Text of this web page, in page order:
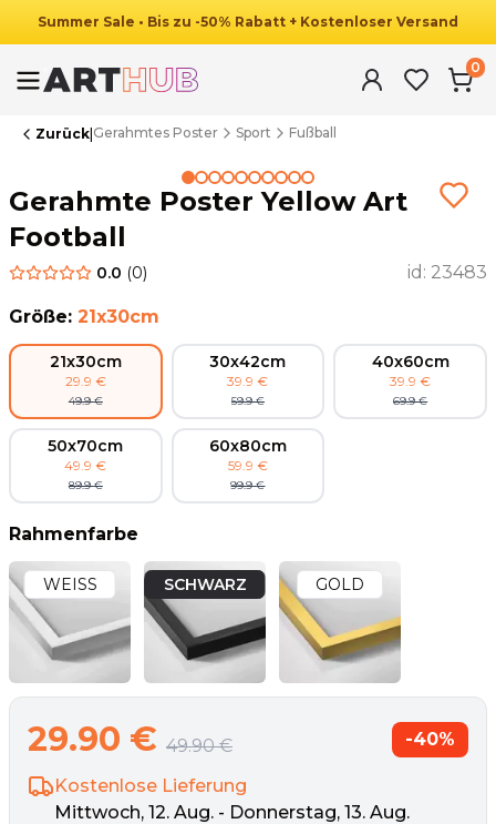
Summer Sale • Bis zu -50% Rabatt + Kostenloser Versand
0
Zurück Gerahmtes Poster Sport Fußball
Gerahmte Poster Yellow Art
Football
0.0 (0) id: 23483
Größe: 21x30cm
21x30cm
29.9 €
49.9 €
30x42cm
39.9 €
59.9 €
40x60cm
39.9 €
69.9 €
50x70cm
49.9 €
89.9 €
60x80cm
59.9 €
99.9 €
Rahmenfarbe
WEISS SCHWARZ GOLD
29.90 € 49.90 € -40%
Kostenlose Lieferung
Mittwoch, 12. Aug. - Donnerstag, 13. Aug.